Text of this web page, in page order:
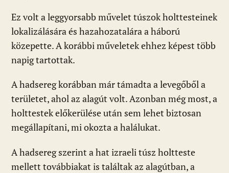
Ez volt a leggyorsabb művelet túszok holttesteinek
lokalizálására és hazahozatalára a háború
közepette. A korábbi műveletek ehhez képest több
napig tartottak.
A hadsereg korábban már támadta a levegőből a
területet, ahol az alagút volt. Azonban még most, a
holttestek előkerülése után sem lehet biztosan
megállapítani, mi okozta a halálukat.
A hadsereg szerint a hat izraeli túsz holtteste
mellett továbbiakat is találtak az alagútban, a